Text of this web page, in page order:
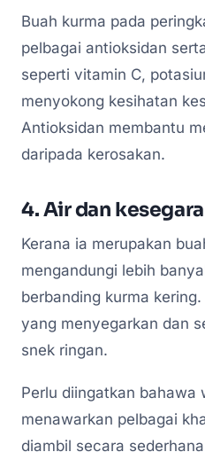
Buah kurma pada
pelbagai antioksidan
seperti vitamin C,
menyokong kesihatan
Antioksidan membantu
daripada kerosakan.
4. Air dan
Kerana ia merupakan
mengandungi lebih
berbanding kurma
yang menyegarkan dan
snek ringan.
Perlu diingatkan bahawa
menawarkan pelbagai
diambil secara